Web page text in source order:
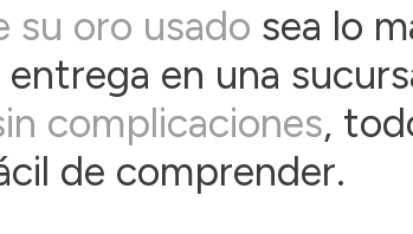
su oro usado sea lo
en una
complicaciones,
de comprender.